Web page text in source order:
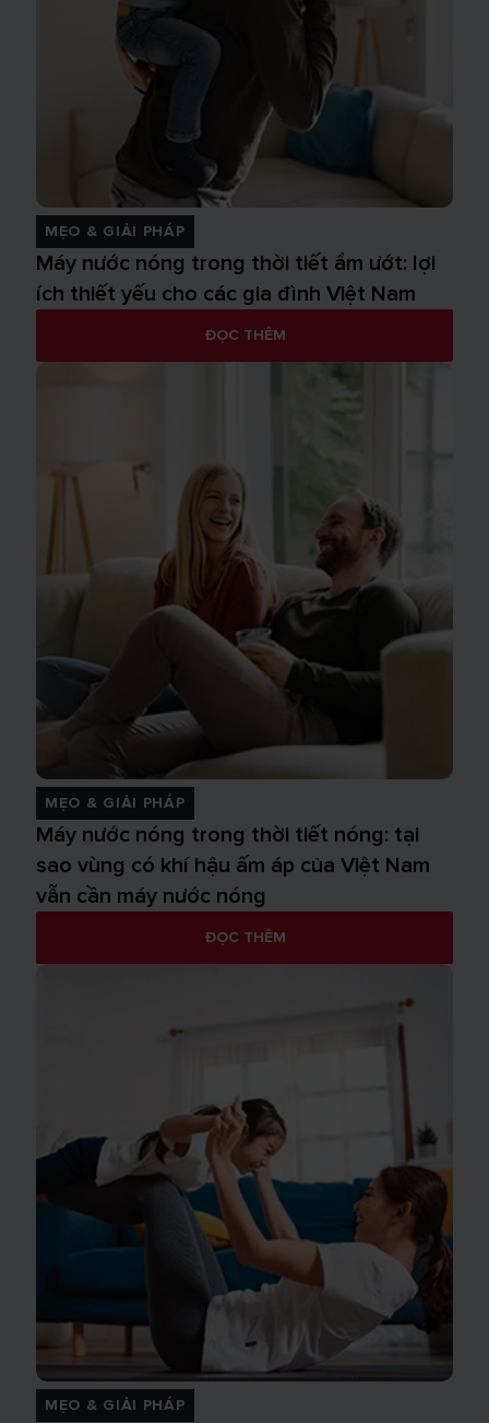
MẸO & GIẢI PHÁP
Máy nước nóng trong thời tiết ẩm ướt: lợi
ích thiết yếu cho các gia đình Việt Nam
ĐỌC THÊM
MẸO & GIẢI PHÁP
Máy nước nóng trong thời tiết nóng: tại
sao vùng có khí hậu ấm áp của Việt Nam
vẫn cần máy nước nóng
ĐỌC THÊM
MẸO & GIẢI PHÁP